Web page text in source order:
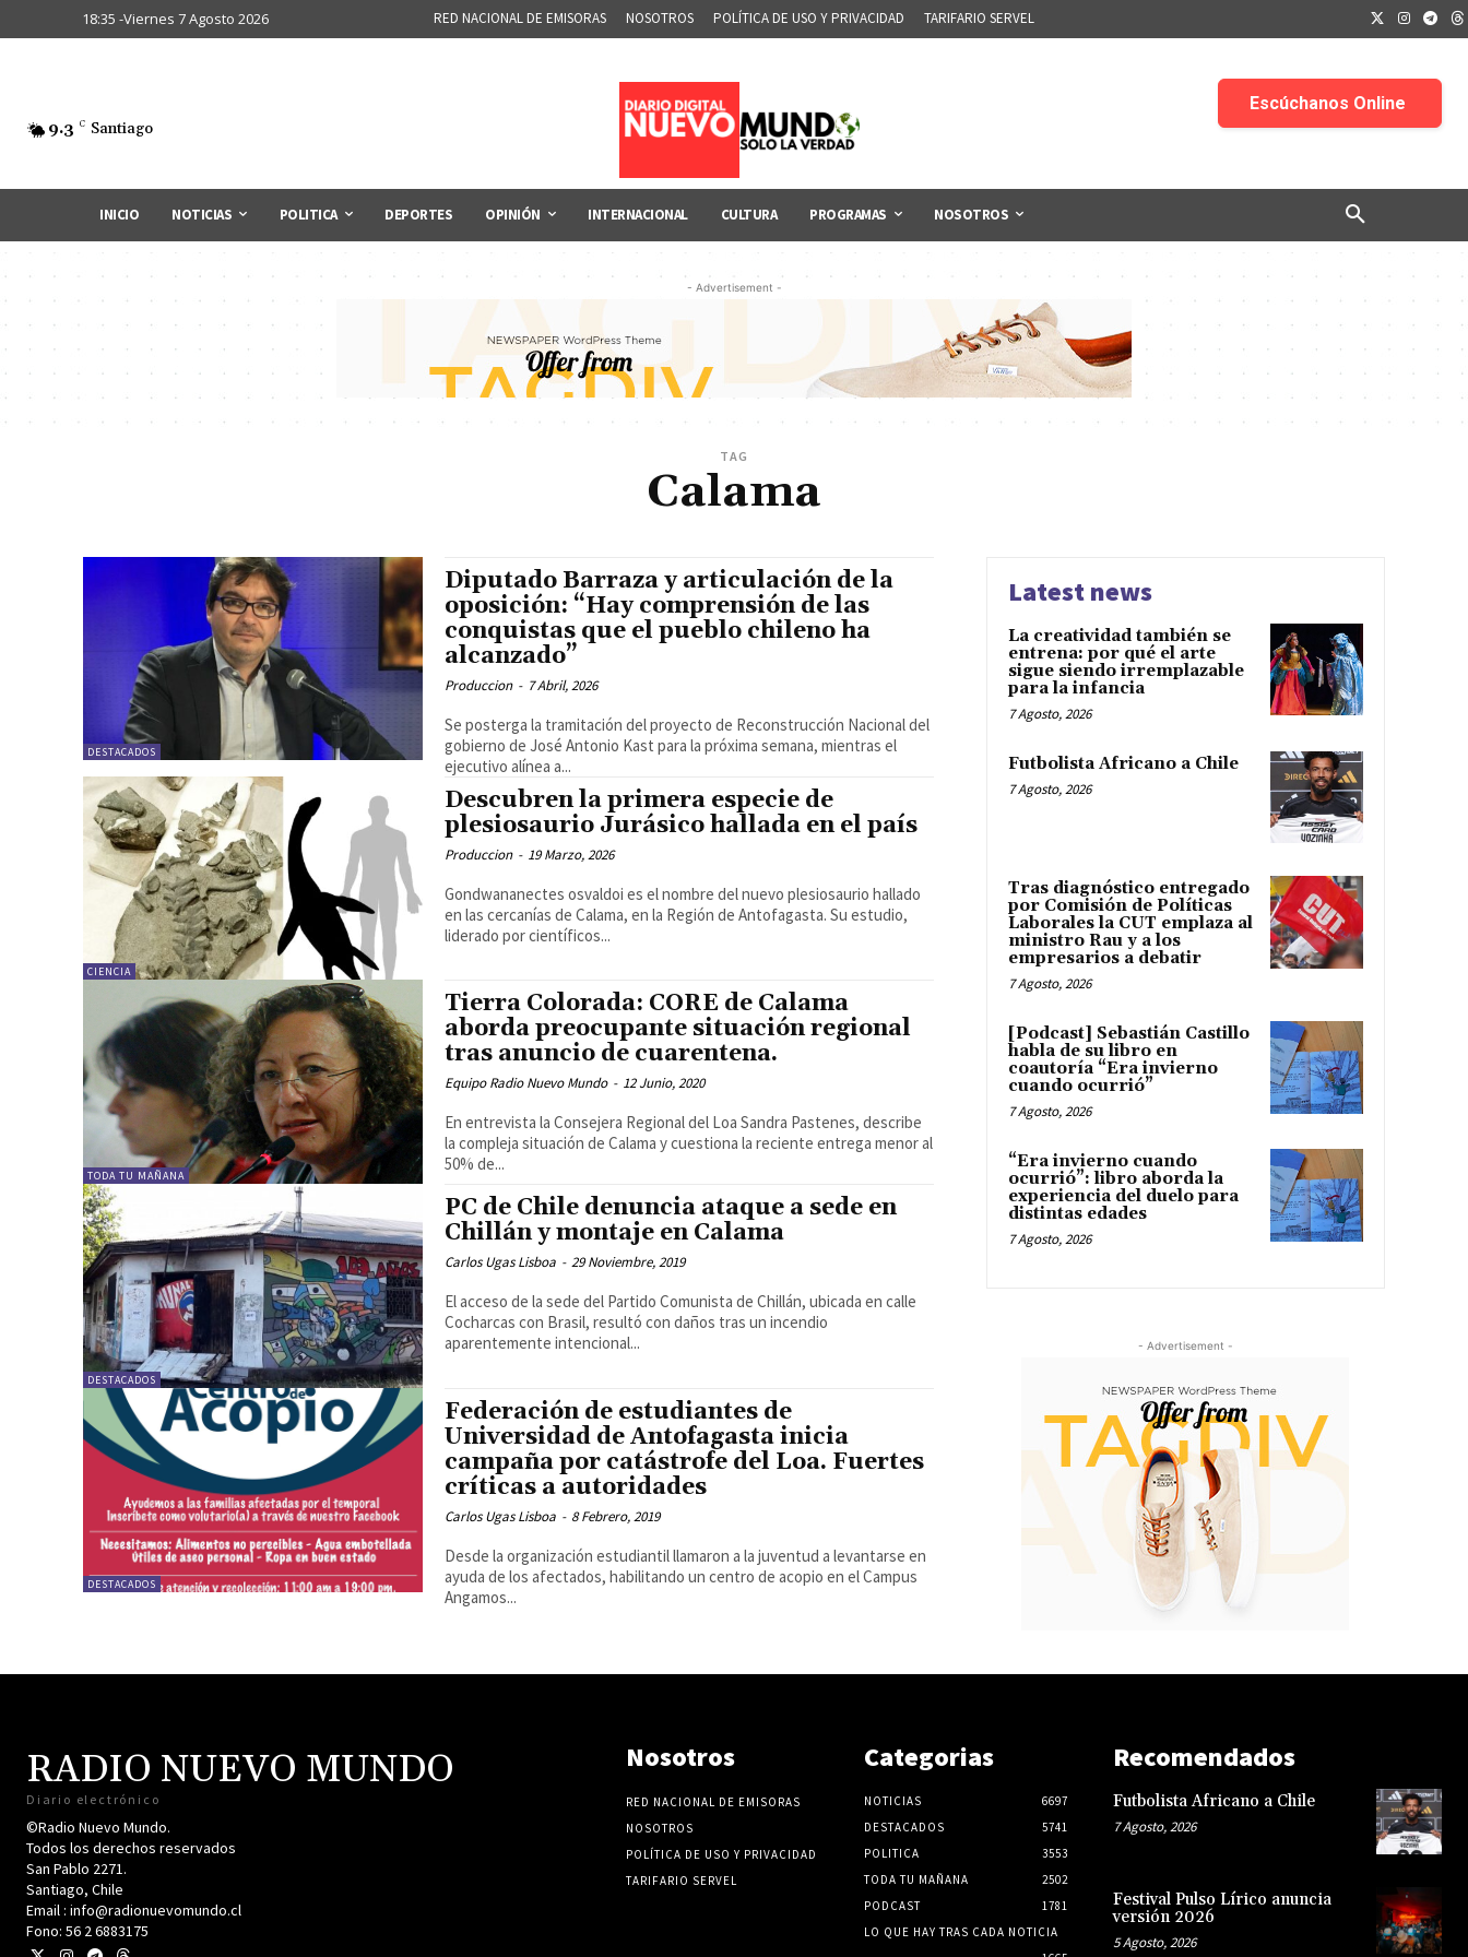
18:35 -Viernes 7 Agosto 2026 RED NACIONAL DE EMISORAS NOSOTROS POLÍTICA DE USO Y PRIVACIDAD TARIFARIO SERVEL
9.3 C Santiago
INICIO NOTICIAS POLITICA DEPORTES OPINIÓN INTERNACIONAL CULTURA PROGRAMAS NOSOTROS
- Advertisement -
TAG
Calama
DESTACADOS
Diputado Barraza y articulación de la
oposición: “Hay comprensión de las
conquistas que el pueblo chileno ha
alcanzado”
Produccion - 7 Abril, 2026
Se posterga la tramitación del proyecto de Reconstrucción Nacional del
gobierno de José Antonio Kast para la próxima semana, mientras el
ejecutivo alínea a...
CIENCIA
Descubren la primera especie de
plesiosaurio Jurásico hallada en el país
Produccion - 19 Marzo, 2026
Gondwananectes osvaldoi es el nombre del nuevo plesiosaurio hallado
en las cercanías de Calama, en la Región de Antofagasta. Su estudio,
liderado por científicos...
TODA TU MAÑANA
Tierra Colorada: CORE de Calama
aborda preocupante situación regional
tras anuncio de cuarentena.
Equipo Radio Nuevo Mundo - 12 Junio, 2020
En entrevista la Consejera Regional del Loa Sandra Pastenes, describe
la compleja situación de Calama y cuestiona la reciente entrega menor al
50% de...
DESTACADOS
PC de Chile denuncia ataque a sede en
Chillán y montaje en Calama
Carlos Ugas Lisboa - 29 Noviembre, 2019
El acceso de la sede del Partido Comunista de Chillán, ubicada en calle
Cocharcas con Brasil, resultó con daños tras un incendio
aparentemente intencional...
DESTACADOS
Federación de estudiantes de
Universidad de Antofagasta inicia
campaña por catástrofe del Loa. Fuertes
críticas a autoridades
Carlos Ugas Lisboa - 8 Febrero, 2019
Desde la organización estudiantil llamaron a la juventud a levantarse en
ayuda de los afectados, habilitando un centro de acopio en el Campus
Angamos...
Latest news
La creatividad también se
entrena: por qué el arte
sigue siendo irremplazable
para la infancia
7 Agosto, 2026
Futbolista Africano a Chile
7 Agosto, 2026
Tras diagnóstico entregado
por Comisión de Políticas
Laborales la CUT emplaza al
ministro Rau y a los
empresarios a debatir
7 Agosto, 2026
[Podcast] Sebastián Castillo
habla de su libro en
coautoría “Era invierno
cuando ocurrió”
7 Agosto, 2026
“Era invierno cuando
ocurrió”: libro aborda la
experiencia del duelo para
distintas edades
7 Agosto, 2026
- Advertisement -
RADIO NUEVO MUNDO
Diario electrónico
©Radio Nuevo Mundo.
Todos los derechos reservados
San Pablo 2271.
Santiago, Chile
Email : info@radionuevomundo.cl
Fono: 56 2 6883175
Nosotros
RED NACIONAL DE EMISORAS
NOSOTROS
POLÍTICA DE USO Y PRIVACIDAD
TARIFARIO SERVEL
Categorias
NOTICIAS
6697
DESTACADOS
5741
POLITICA
3553
TODA TU MAÑANA
2502
PODCAST
1781
LO QUE HAY TRAS CADA NOTICIA
Recomendados
Futbolista Africano a Chile
7 Agosto, 2026
Festival Pulso Lírico anuncia
versión 2026
5 Agosto, 2026